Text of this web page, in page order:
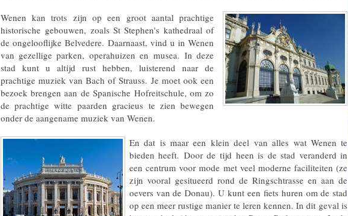
Wenen kan trots zijn op een groot aantal prachtige
historische gebouwen, zoals St Stephen's kathedraal of
de ongelooflijke Belvedere. Daarnaast, vind u in Wenen
van gezellige parken, operahuizen en musea. In deze
stad kunt u altijd rust hebben, luisterend naar de
prachtige muziek van Bach of Strauss. Je moet ook een
bezoek brengen aan de Spanische Hofreitschule, om zo
de prachtige witte paarden gracieus te zien bewegen
onder de aangename muziek van Wenen.
En dat is maar een klein deel van alles wat Wenen te
bieden heeft. Door de tijd heen is de stad veranderd in
een centrum voor mode met veel moderne faciliteiten (ze
zijn vooral gesitueerd rond de Ringschtrasse en aan de
oevers van de Donau). U kunt een fiets huren om de stad
op een meer rustige manier te leren kennen. In dit geval is